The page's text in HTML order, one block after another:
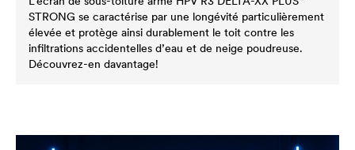
STRONG se caractérise par une longévité particulièrement
élevée et protège ainsi durablement le toit contre les
infiltrations accidentelles d’eau et de neige poudreuse.
Découvrez-en davantage!